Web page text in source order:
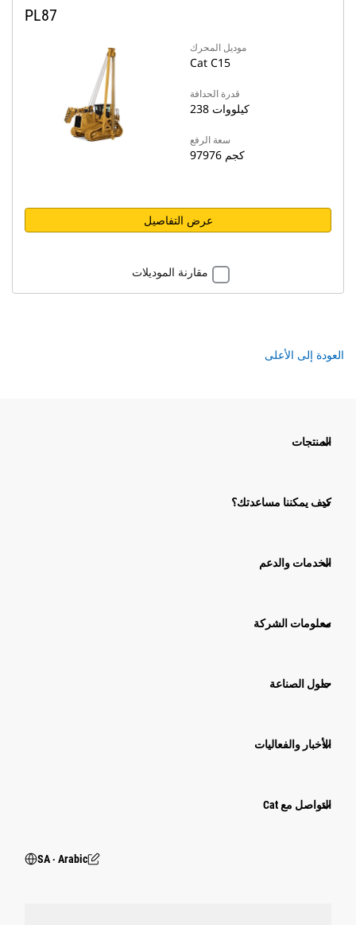
PL87
موديل المحرك
Cat C15
قدرة الحدافة
238 كيلووات
سعة الرفع
97976 كجم
عرض التفاصيل
مقارنة الموديلات
العودة إلى الأعلى
المنتجات
كيف يمكننا مساعدتك؟
الخدمات والدعم
معلومات الشركة
حلول الصناعة
الأخبار والفعاليات
التواصل مع Cat
SA ‧ Arabic